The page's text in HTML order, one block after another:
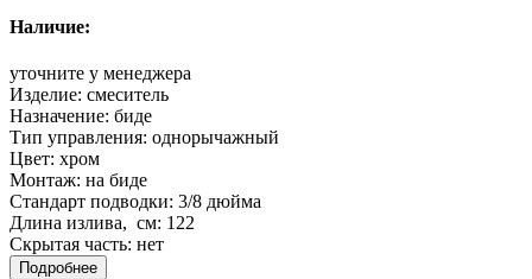
Наличие:
уточните у менеджера
Изделие: смеситель
Назначение: биде
Тип управления: однорычажный
Цвет: хром
Монтаж: на биде
Стандарт подводки: 3/8 дюйма
Длина излива, см: 122
Скрытая часть: нет
Подробнее